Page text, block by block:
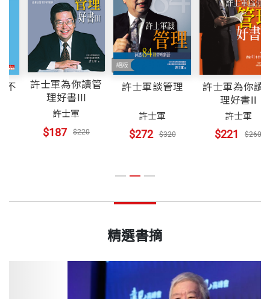
許士軍為你讀管
理好書III
許士軍
$187 $220
許士軍談管理
許士軍
$272 $320
許士軍為你讀管
理好書II
許士軍
$221 $260
精選書摘